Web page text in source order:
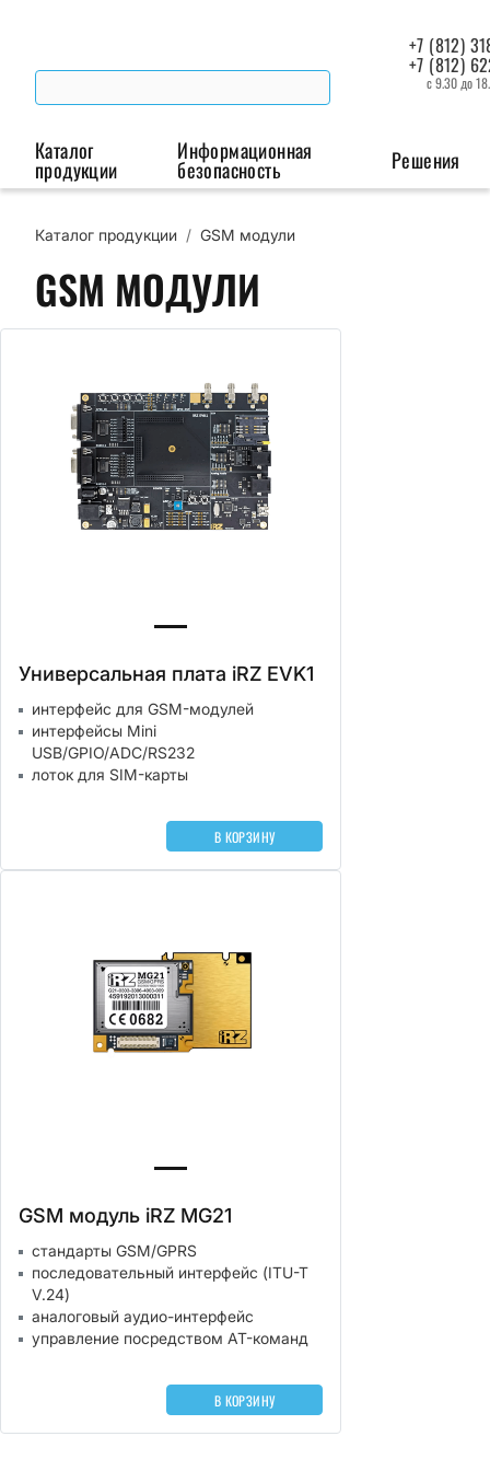
+7 (812)
+7 (812)
с 9.30 до
Каталог
продукции
Беспроводная связь
Модемы
Роутеры
контроллеры
Промышленная автоматизация
Преобразователи
Информационная
безопасность Решения
Каталог продукции / GSM модули
GSM МОДУЛИ
Универсальная плата iRZ EVK1
интерфейс для GSM-модулей
интерфейсы Mini
USB/GPIO/ADC/RS232
лоток для SIM-карты
В КОРЗИНУ
GSM модуль iRZ MG21
стандарты GSM/GPRS
последовательный интерфейс (ITU-T
V.24)
аналоговый аудио-интерфейс
управление посредством AT-команд
В КОРЗИНУ